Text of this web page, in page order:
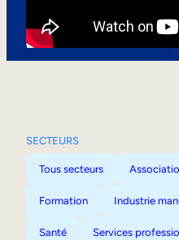
SECTEURS
Tous secteurs
Formation Industrie
Santé Services